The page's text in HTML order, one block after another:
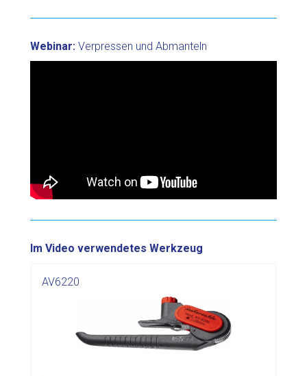
Webinar: Verpressen und Abmanteln
Im Video verwendetes Werkzeug
AV6220